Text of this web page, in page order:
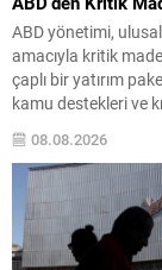
ABD yönetimi,
amacıyla kritik
çaplı bir yatırım
kamu destekleri ve
sektöründen çok
bulundu....
08.08.2026